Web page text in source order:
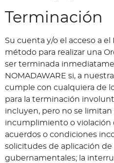
Terminación
Su cuenta y/o el acceso a
método para realizar una
ser terminada
NOMADAWARE si, a
cumple con cualquiera de
para la terminación
incluyen, pero no se limitan
incumplimiento o violación
acuerdos o condiciones
solicitudes de aplicación
gubernamentales; la